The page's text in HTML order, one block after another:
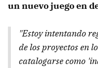
un nuevo juego en
"Estoy intentando
de los proyectos en
catalogarse como